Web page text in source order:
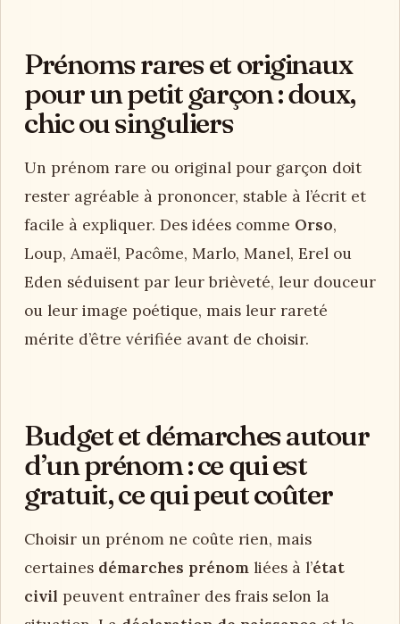
Prénoms rares et originaux
pour un petit garçon : doux,
chic ou singuliers
Un prénom rare ou original pour garçon doit
rester agréable à prononcer, stable à l’écrit et
facile à expliquer. Des idées comme Orso,
Loup, Amaël, Pacôme, Marlo, Manel, Erel ou
Eden séduisent par leur brièveté, leur douceur
ou leur image poétique, mais leur rareté
mérite d’être vérifiée avant de choisir.
Budget et démarches autour
d’un prénom : ce qui est
gratuit, ce qui peut coûter
Choisir un prénom ne coûte rien, mais
certaines démarches prénom liées à l’état
civil peuvent entraîner des frais selon la